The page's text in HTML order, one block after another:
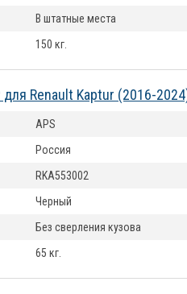
В штатные места
150 кг.
Renault Kaptur (2016-
APS
Россия
RKA553002
Черный
Без сверления кузова
65 кг.